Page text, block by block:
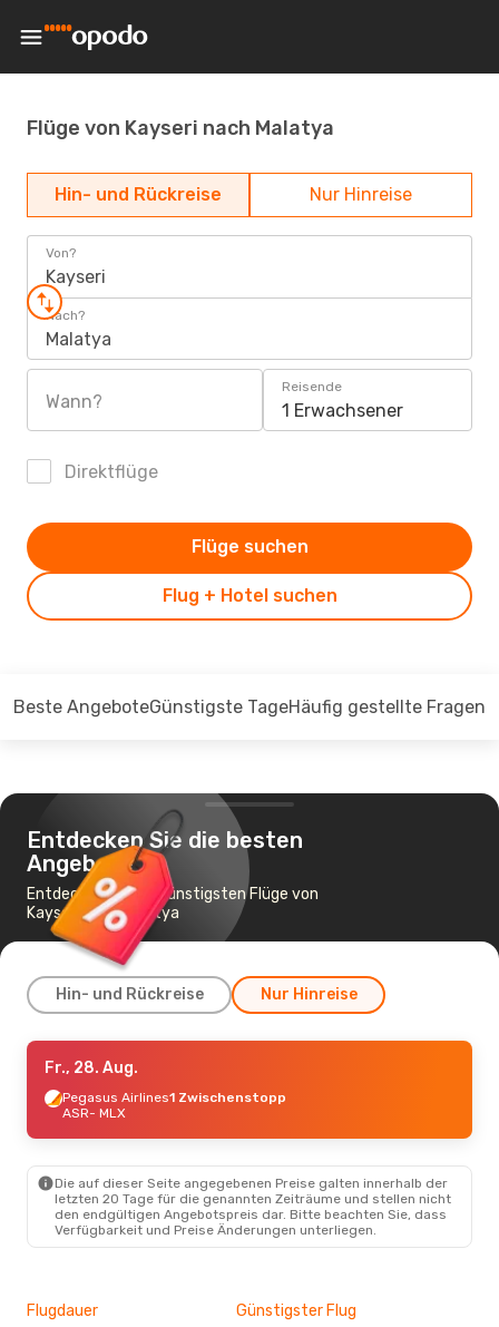
Flüge von Kayseri nach Malatya
Hin- und Rückreise Nur Hinreise
Von?
Kayseri
Nach?
Malatya
Wann?
Reisende
1 Erwachsener
Direktflüge
Flug + Hotel suchen
Flüge suchen
Beste AngeboteGünstigste TageHäufig gestellte Fragen
Entdecken Sie die besten
Angebote
Entdecken Sie die günstigsten Flüge von
Kayseri nach Malatya
Hin- und Rückreise Nur Hinreise
Do., 20. Aug.
Pegasus Airlines
1 Zwischenstopp
Pegasus Airlines
MLX
- ASR
Fr., 28. Aug.
Pegasus Airlines1 Zwischenstopp
ASR- MLX
Die auf dieser Seite angegebenen Preise galten innerhalb der
letzten 20 Tage für die genannten Zeiträume und stellen nicht
den endgültigen Angebotspreis dar. Bitte beachten Sie, dass
Verfügbarkeit und Preise Änderungen unterliegen.
Flugdauer Günstigster Flug